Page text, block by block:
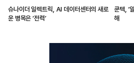
슈나이더 일렉트릭, AI 데이터센터의 새로
운 병목은 ‘전력’
쿤텍, ‘
해